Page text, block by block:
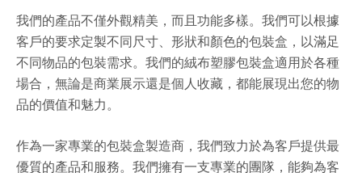
我們的產品不僅外觀精美，而且功能多樣。我們可以根據
客戶的要求定製不同尺寸、形狀和顏色的包裝盒，以滿足
不同物品的包裝需求。我們的絨布塑膠包裝盒適用於各種
場合，無論是商業展示還是個人收藏，都能展現出您的物
品的價值和魅力。
作為一家專業的包裝盒製造商，我們致力於為客戶提供最
優質的產品和服務。我們擁有一支專業的團隊，能夠為客